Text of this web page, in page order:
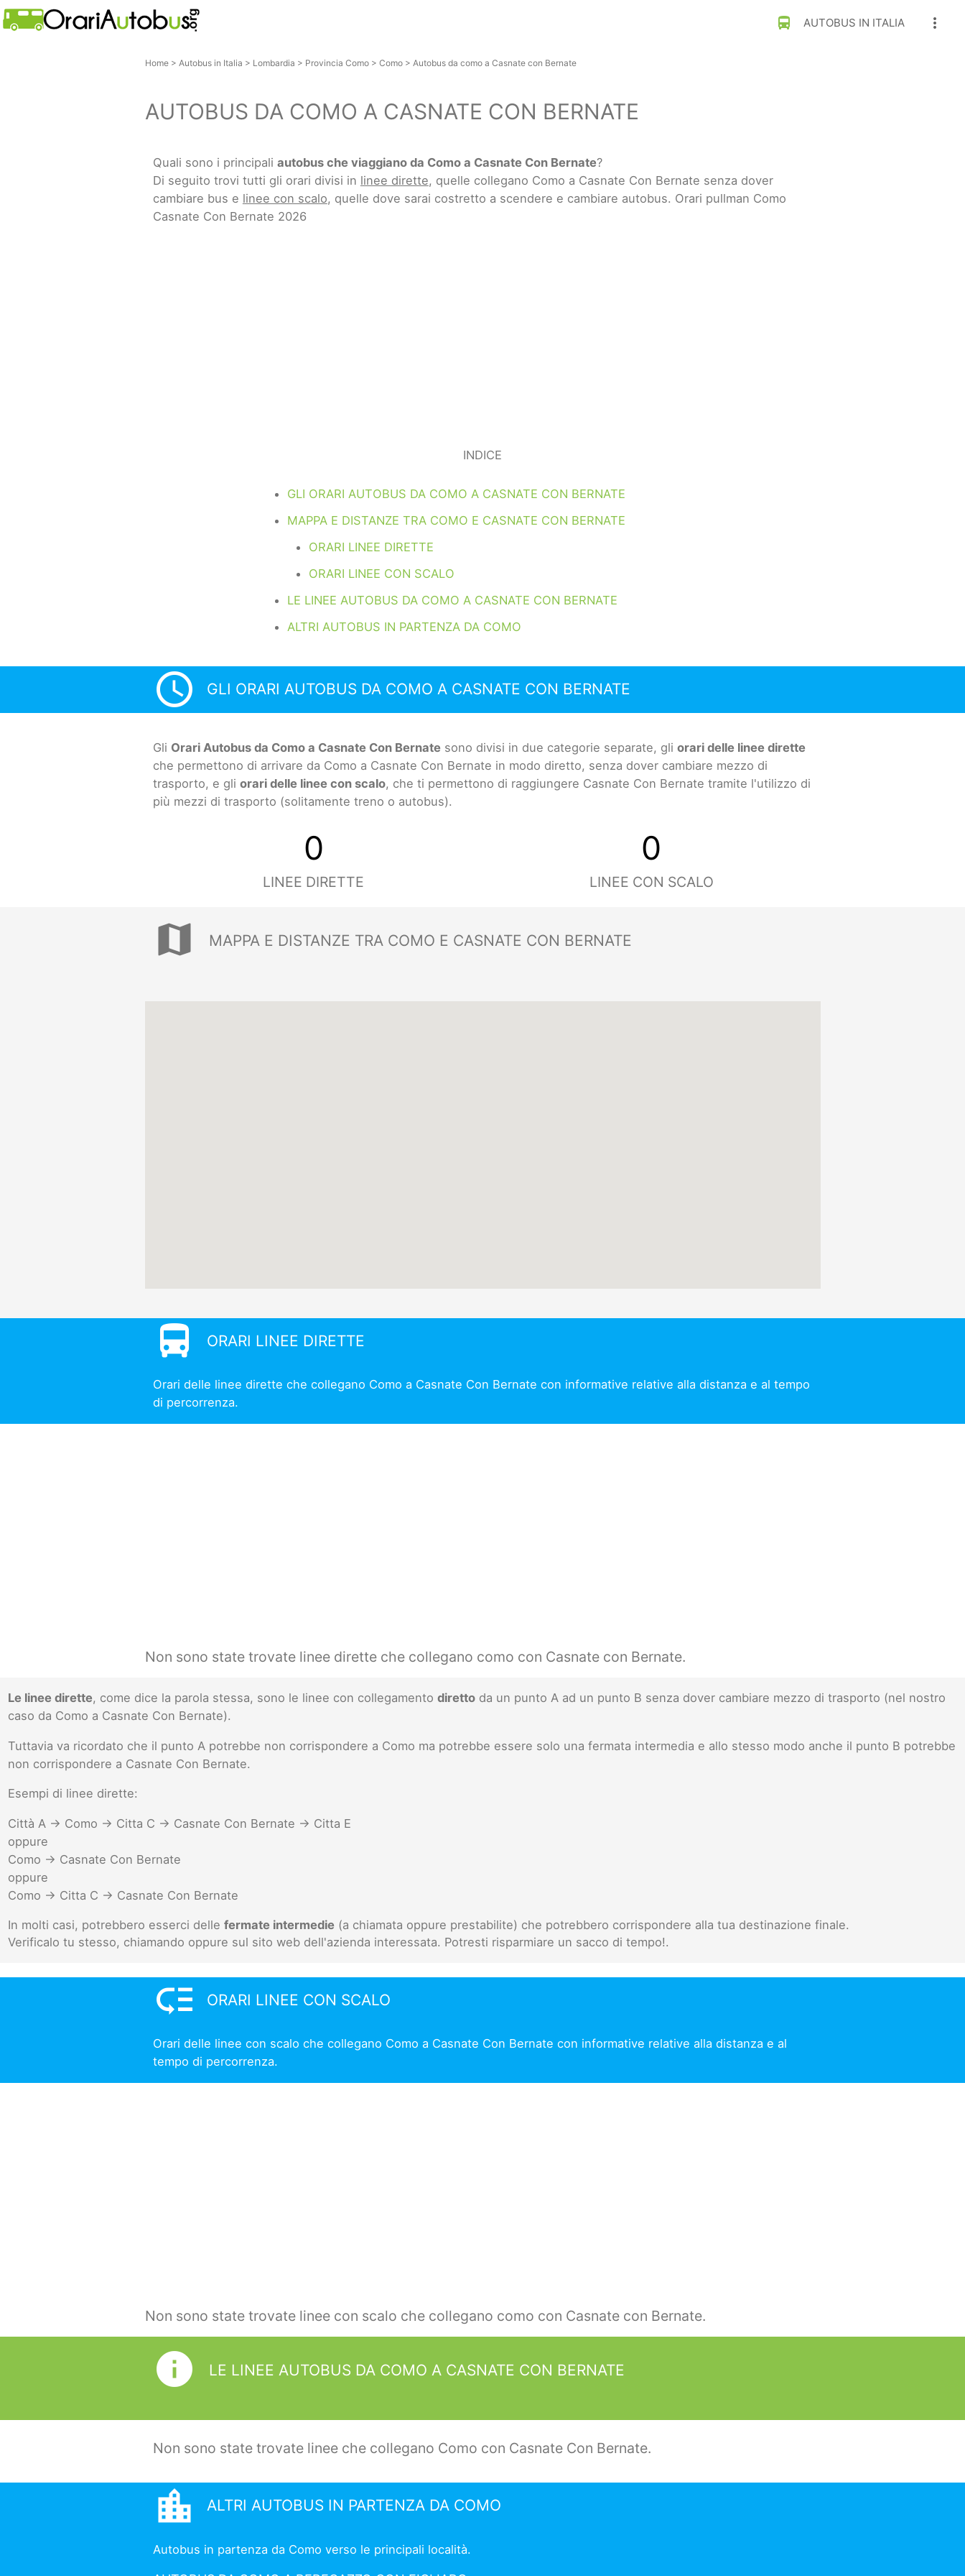
directions_bus AUTOBUS IN ITALIA more_vert
Home> Autobus in Italia > Lombardia > Provincia Como> Como> Autobus da como a Casnate con Bernate
AUTOBUS DA COMO A CASNATE CON BERNATE
Quali sono i principali autobus che viaggiano da Como a Casnate Con Bernate?
Di seguito trovi tutti gli orari divisi in linee dirette, quelle collegano Como a Casnate Con Bernate senza dover
cambiare bus e linee con scalo, quelle dove sarai costretto a scendere e cambiare autobus. Orari pullman Como
Casnate Con Bernate 2026
INDICE
GLI ORARI AUTOBUS DA COMO A CASNATE CON BERNATE
MAPPA E DISTANZE TRA COMO E CASNATE CON BERNATE
ORARI LINEE DIRETTE
ORARI LINEE CON SCALO
LE LINEE AUTOBUS DA COMO A CASNATE CON BERNATE
ALTRI AUTOBUS IN PARTENZA DA COMO
access_time GLI ORARI AUTOBUS DA COMO A CASNATE CON BERNATE
Gli Orari Autobus da Como a Casnate Con Bernatesono divisi in due categorie separate, gli orari delle linee dirette
che permettono di arrivare da Como a Casnate Con Bernate in modo diretto, senza dover cambiare mezzo di
trasporto, e gli orari delle linee con scalo, che ti permettono di raggiungere Casnate Con Bernate tramite l'utilizzo di
più mezzi di trasporto (solitamente treno o autobus).
0
LINEE DIRETTE
0
LINEE CON SCALO
map MAPPA E DISTANZE TRA COMO E CASNATE CON BERNATE
directions_bus ORARI LINEE DIRETTE
Orari delle linee dirette che collegano Como a Casnate Con Bernate con informative relative alla distanza e al tempo
di percorrenza.
Non sono state trovate linee dirette che collegano como con Casnate con Bernate.
Le linee dirette, come dice la parola stessa, sono le linee con collegamentodiretto da un punto A ad un punto B senza dover cambiare mezzo di trasporto (nel nostro
caso da Como a Casnate Con Bernate).
Tuttavia va ricordato che il punto A potrebbe non corrispondere a Como ma potrebbe essere solo una fermata intermedia e allo stesso modo anche il punto B potrebbe
non corrispondere a Casnate Con Bernate.
Esempi di linee dirette:
Città A -> Como -> Citta C -> Casnate Con Bernate -> Citta E
oppure
Como -> Casnate Con Bernate
oppure
Como -> Citta C -> Casnate Con Bernate
In molti casi, potrebbero esserci dellefermate intermedie (a chiamata oppure prestabilite) che potrebbero corrispondere alla tua destinazione finale.
Verificalo tu stesso, chiamando oppure sul sito web dell'azienda interessata. Potresti risparmiare un sacco di tempo!.
low_priority ORARI LINEE CON SCALO
Orari delle linee con scalo che collegano Como a Casnate Con Bernate con informative relative alla distanza e al
tempo di percorrenza.
Non sono state trovate linee con scalo che collegano como con Casnate con Bernate.
info LE LINEE AUTOBUS DA COMO A CASNATE CON BERNATE
Non sono state trovate linee che collegano Como con Casnate Con Bernate.
location_city ALTRI AUTOBUS IN PARTENZA DA COMO
Autobus in partenza da Como verso le principali località.